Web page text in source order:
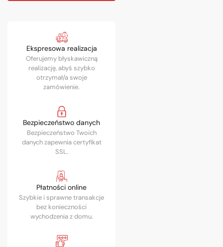
Ekspresowa realizacja
Oferujemy błyskawiczną
realizację, abyś szybko
otrzymał/a swoje
zamówienie.
Bezpieczeństwo danych
Bezpieczeństwo Twoich
danych zapewnia certyfikat
SSL.
Płatności online
Szybkie i sprawne transakcje
bez konieczności
wychodzenia z domu.